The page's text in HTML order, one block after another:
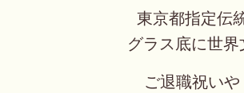
東京都指定伝
グラス底に世界
ご退職祝いや